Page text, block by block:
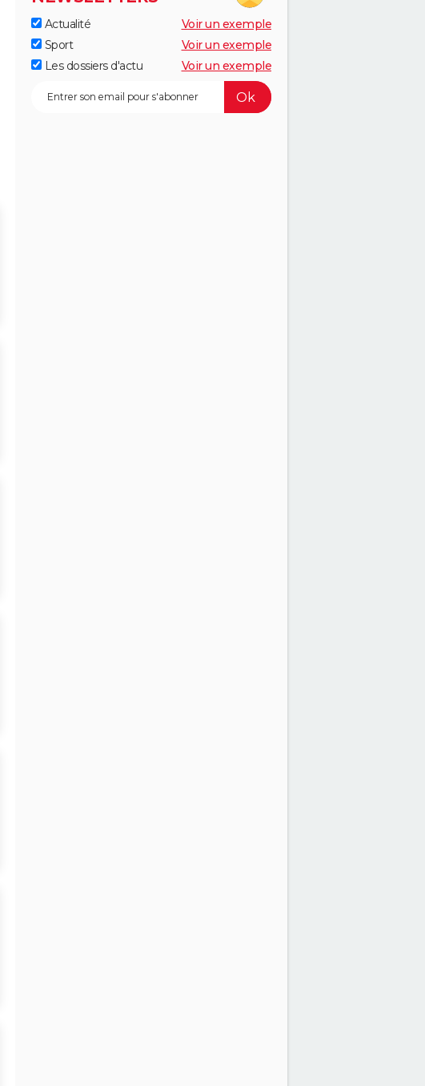
Actualité
Voir un exemple
Sport
Voir un exemple
Les dossiers d'actu
Voir un exemple